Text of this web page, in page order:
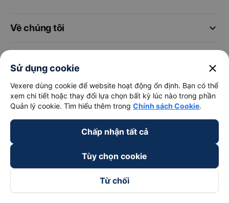
keyboard_arrow_down
Về chúng tôi
keyboard_arrow_down
Trở thành đối tác
Sử dụng cookie close
Vexere dùng cookie để website hoạt động ổn định. Bạn có thể
xem chi tiết hoặc thay đổi lựa chọn bất kỳ lúc nào trong phần
Quản lý cookie. Tìm hiểu thêm trong Chính sách Cookie.
Chấp nhận tất cả
Tùy chọn cookie
Từ chối